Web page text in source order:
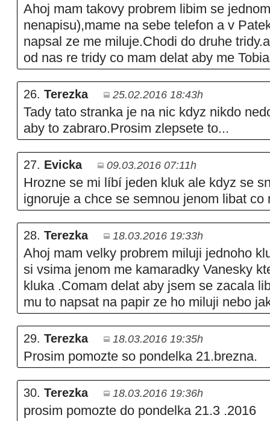
Ahoj mam takovy probrem libim se
nenapisu),mame na sebe telefon a v
napsal ze me miluje.Chodi do druhe
od nas re tridy co mam delat aby me
26. Terezka 25.02.2016 18:43h
Tady tato stranka je na nic kdyz nikdo
aby to zabraro.Prosim zlepsete to...
27. Evicka 09.03.2016 07:11h
Hrozne se mi líbí jeden kluk ale kdyz se
ignoruje a chce se semnou jenom libat co
28. Terezka 18.03.2016 19:33h
Ahoj mam velky probrem miluji jednoho
si vsima jenom me kamaradky Vanesky
kluka .Comam delat aby jsem se zacala
mu to napsat na papir ze ho miluji nebo
29. Terezka 18.03.2016 19:35h
Prosim pomozte so pondelka 21.brezna.
30. Terezka 18.03.2016 19:36h
prosim pomozte do pondelka 21.3 .2016